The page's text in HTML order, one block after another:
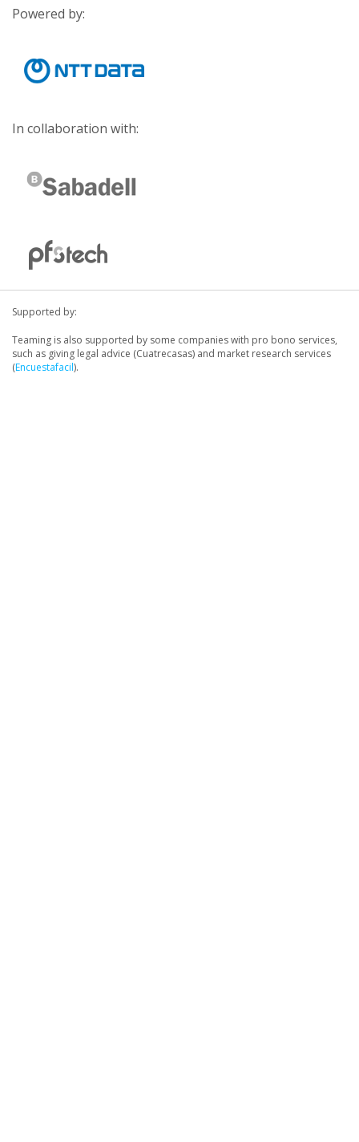
Powered by:
In collaboration with:
Supported by:
Teaming is also supported by some companies with pro bono services,
such as giving legal advice (Cuatrecasas) and market research services
(Encuestafacil).